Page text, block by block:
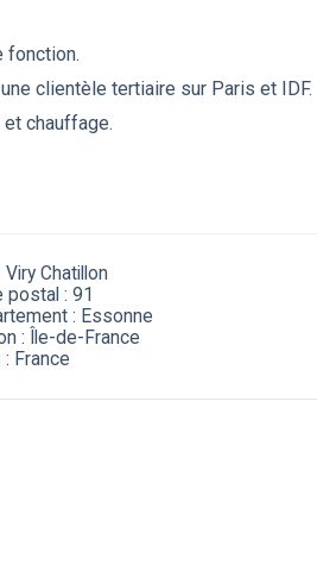
fonction.
clientèle tertiaire sur Paris et IDF.
chauffage.
Viry Chatillon
postal : 91
: Essonne
: Île-de-France
: France